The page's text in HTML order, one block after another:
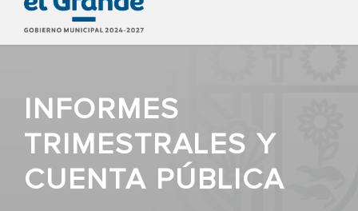
INFORMES
TRIMESTRALES Y
CUENTA PÚBLICA